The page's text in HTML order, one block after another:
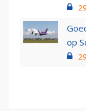
op